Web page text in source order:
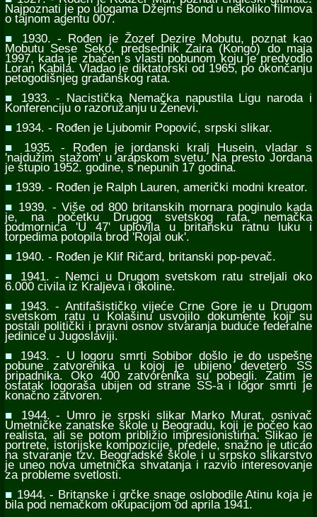
Najpoznati je po ulogama Džejms Bond u nekoliko filmova
o tajnom agentu 007.
■
1930. - Rođen je Žozef Dezire Mobutu, poznat kao
Mobutu Sese Seko, predsednik Zaira (Kongo) do maja
1997, kada je zbačen s vlasti pobunom koju je predvodio
Loran Kabila. Vladao je diktatorski od 1965, po okončanju
petogodišnjeg građanskog rata.
■
1933. - Nacistička Nemačka napustila Ligu naroda i
Konferenciju o razoružanju u Ženevi.
■ 1934. - Rođen je Ljubomir Popović, srpski slikar.
■ 1935. - Rođen je jordanski kralj Husein, vladar s
'najdužim stažom' u arapskom svetu. Na presto Jordana
je stupio 1952. godine, s nepunih 17 godina.
■ 1939. - Rođen je Ralph Lauren, američki modni kreator.
■ 1939. - Više od 800 britanskih mornara poginulo kada
je, na početku Drugog svetskog rata, nemačka
podmornica 'U 47' uplovila u britansku ratnu luku i
torpedima potopila brod 'Rojal ouk'.
■ 1940. - Rođen je Klif Ričard, britanski pop-pevač.
■
1941. - Nemci u Drugom svetskom ratu streljali oko
6.000 civila iz Kraljeva i okoline.
■ 1943. - Antifašističko vijeće Crne Gore je u Drugom
svetskom ratu u Kolašinu usvojilo dokumente koji su
postali politički i pravni osnov stvaranja buduće federalne
jedinice u Jugoslaviji.
■
1943. - U logoru smrti Sobibor došlo je do uspešne
pobune zatvorenika u kojoj je ubijeno devetero SS
pripadnika. Oko 400 zatvorenika su pobegli. Zatim je
ostatak logoraša ubijen od strane SS-a i logor smrti je
konačno zatvoren.
■
1944. - Umro je srpski slikar Marko Murat, osnivač
Umetničke zanatske škole u Beogradu, koji je počeo kao
realista, ali se potom približio impresionistima. Slikao je
portrete, istorijske kompozicije, predele, snažno je uticao
na stvaranje tzv. Beogradske škole i u srpsko slikarstvo
je uneo nova umetnička shvatanja i razvio interesovanje
za probleme svetlosti.
■ 1944. - Britanske i grčke snage oslobodile Atinu koja je
bila pod nemačkom okupacijom od aprila 1941.